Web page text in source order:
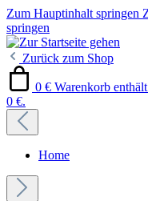
Zum Hauptinhalt springen
springen
Zurück zum Shop
0 € Warenkorb
0 €.
Home